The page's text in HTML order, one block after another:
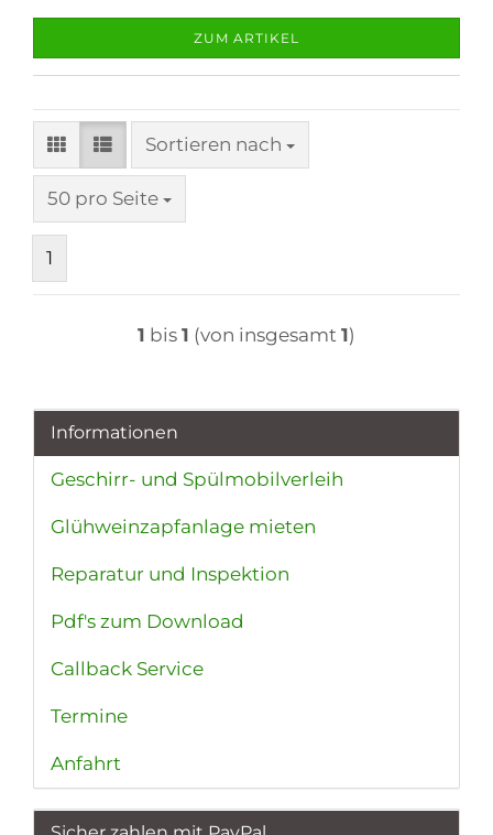
ZUM ARTIKEL
Sortieren nach
Sortieren nach
50 pro Seite
pro Seite
1
1 bis 1 (von insgesamt 1)
Informationen
Geschirr- und Spülmobilverleih
Glühweinzapfanlage mieten
Reparatur und Inspektion
Pdf's zum Download
Callback Service
Termine
Anfahrt